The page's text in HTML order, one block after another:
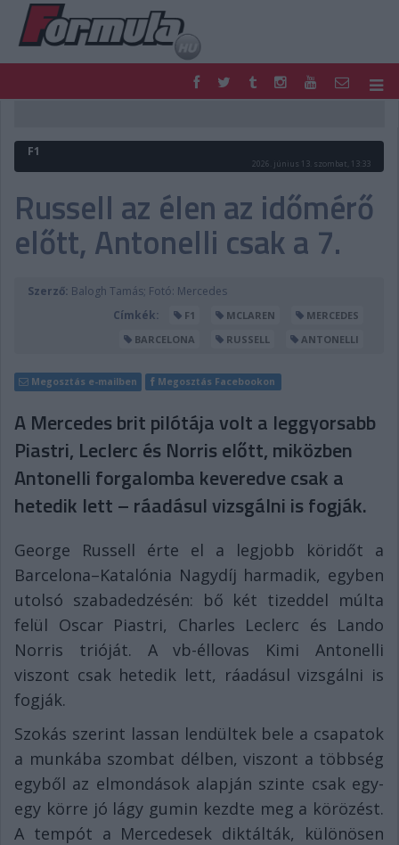
FORMULA
MOTOR
PODCAST
SHOP
TIPPJÁTÉK
DIGITÁLIS MAGAZIN
PONTÁLLÁSOK
F1
2026. június 13. szombat, 13:33
Russell az élen az időmérő
előtt, Antonelli csak a 7.
Szerző: Balogh Tamás; Fotó: Mercedes
Címkék:
F1 MCLAREN
MERCEDES
BARCELONA
RUSSELL ANTONELLI
Megosztás e-mailben Megosztás Facebookon
A Mercedes brit pilótája volt a leggyorsabb
Piastri, Leclerc és Norris előtt, miközben
Antonelli forgalomba keveredve csak a
hetedik lett – ráadásul vizsgálni is fogják.
George Russell érte el a legjobb köridőt a
Barcelona–Katalónia Nagydíj harmadik, egyben
utolsó szabadedzésén: bő két tizeddel múlta
felül Oscar Piastri, Charles Leclerc és Lando
Norris trióját. A vb-éllovas Kimi Antonelli
viszont csak hetedik lett, ráadásul vizsgálni is
fogják.
Szokás szerint lassan lendültek bele a csapatok
a munkába szombat délben, viszont a többség
egyből az elmondások alapján szinte csak egy-
egy körre jó lágy gumin kezdte meg a körözést.
A tempót a Mercedesek diktálták, különösen